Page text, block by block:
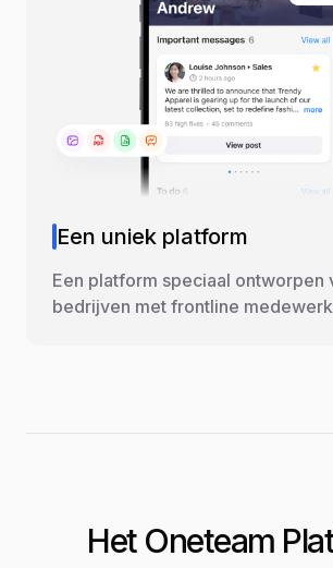
Een uniek platform
Een platform speciaal ontworpen
bedrijven met frontline
Het Oneteam